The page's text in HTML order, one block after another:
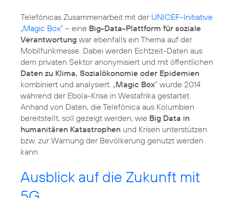
Telefónicas Zusammenarbeit mit der UNICEF-Initiative
„Magic Box“ – eine Big-Data-Plattform für soziale
Verantwortung war ebenfalls ein Thema auf der
Mobilfunkmesse. Dabei werden Echtzeit-Daten aus
dem privaten Sektor anonymisiert und mit öffentlichen
Daten zu Klima, Sozialökonomie oder Epidemien
kombiniert und analysiert. „Magic Box“ wurde 2014
während der Ebola-Krise in Westafrika gestartet.
Anhand von Daten, die Telefónica aus Kolumbien
bereitstellt, soll gezeigt werden, wie Big Data in
humanitären Katastrophen und Krisen unterstützen
bzw. zur Warnung der Bevölkerung genutzt werden
kann.
Ausblick auf die Zukunft mit